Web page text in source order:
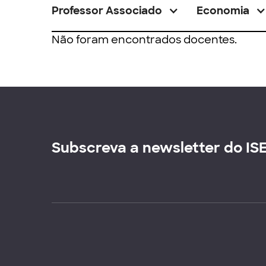
Professor Associado Economia
Não foram encontrados docentes.
Subscreva a newsletter do